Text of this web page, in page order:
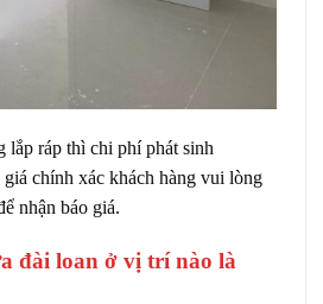
ráp thì chi phí phát sinh
giá chính xác khách hàng vui lòng
nhận báo giá.
đài loan ở vị trí nào là